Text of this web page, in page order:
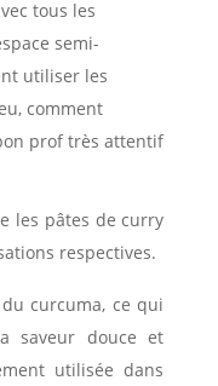
tous les
semi-
utiliser les
comment
prof très attentif
les pâtes de curry
respectives.
curcuma, ce qui
saveur douce et
utilisée dans